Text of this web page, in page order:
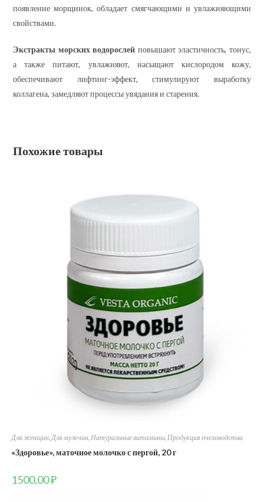
появление морщинок, обладает смягчающими и увлажняющими
свойствами.
Экстракты морских водорослей повышают эластичность, тонус,
а также питают, увлажняют, насыщают кислородом кожу,
обеспечивают лифтинг-эффект, стимулируют выработку
коллагена, замедляют процессы увядания и старения.
Похожие товары
Для женщин, Для мужчин, Натуральные витамины, Продукция пчеловодства
«Здоровье», маточное молочко с пергой, 20 г
1500,00₽